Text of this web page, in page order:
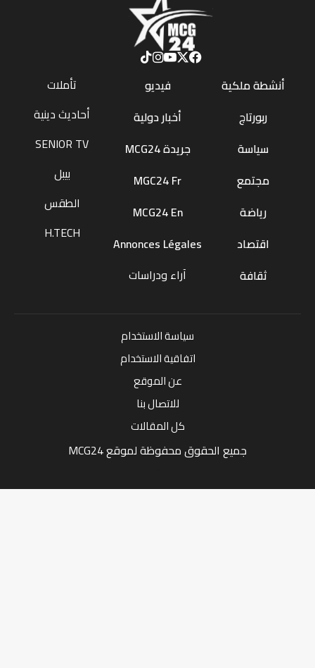
أنشطة ملكية
ربورتاج
سياسة
مجتمع
رياضة
اقتصاد
ثقافة
فيديو
أخبار دولية
جريدة MCG24
MGC24 Fr
MCG24 En
Annonces Légales
آراء ودراسات
تأملات
أحاديث دينية
SENIOR TV
بيبل
الطقس
H.TECH
سياسة الاستخدام
اتفاقية الاستخدام
عن الموقع
للاتصال بنا
كل المقالات
جميع الحقوق محفوظة لموقع MCG24